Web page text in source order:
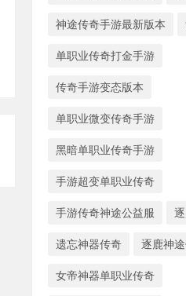
神途传奇手游最新版本
单职业传奇打金手游
传奇手游变态版本
单职业微变传奇手游
黑暗单职业传奇手游
手游超变单职业传奇
手游传奇神途公益服
遗忘神器传奇 逐鹿神
女帝神器单职业传奇